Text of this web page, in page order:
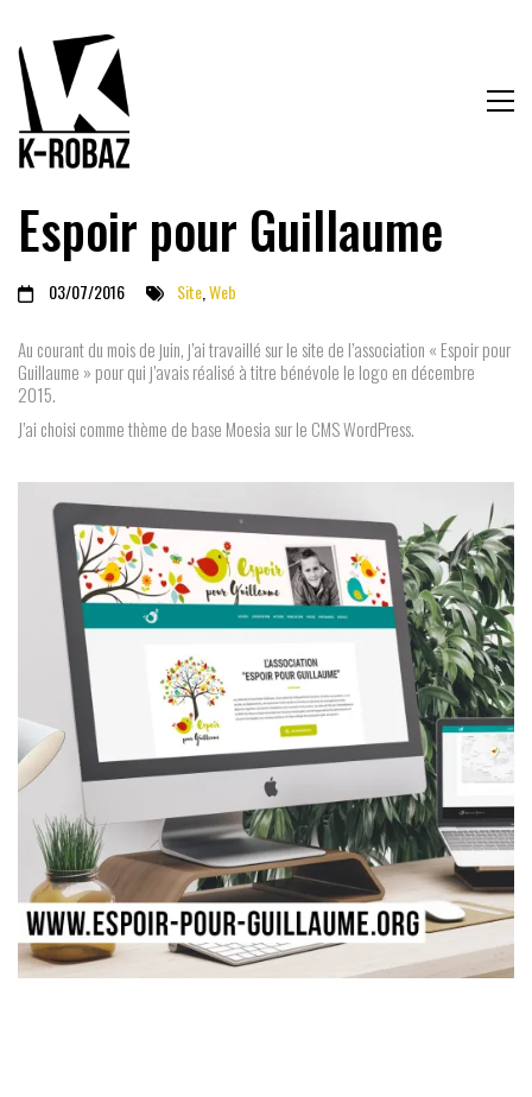
Espoir pour Guillaume
03/07/2016 Site Web
Au courant du mois de juin, j’ai travaillé sur le site de l’association « Espoir pour
Guillaume » pour qui j’avais réalisé à titre bénévole le logo en décembre
2015.
J’ai choisi comme thème de base Moesia sur le CMS WordPress.